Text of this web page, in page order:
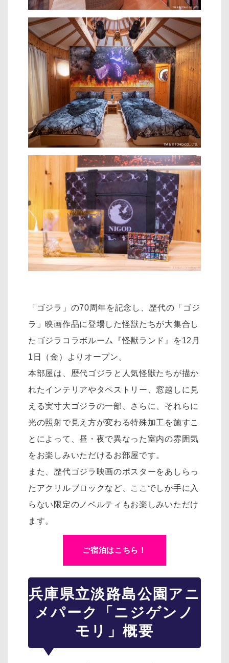
「ゴジラ」の70周年を記念し、歴代の「ゴジ
ラ」映画作品に登場した怪獣たちが大集合し
たゴジラコラボルーム『怪獣ランド』を12月
1日（金）よりオープン。
本部屋は、歴代ゴジラと人気怪獣たちが描か
れたインテリアやタペストリー、窓越しに見
える実寸大ゴジラの一部、さらに、それらに
光の照射で見え方が変わる特殊加工を施すこ
とによって、昼・夜で異なった室内の雰囲気
をお楽しみいただけるお部屋です。
また、歴代ゴジラ映画のポスターをあしらっ
たアクリルブロックなど、ここでしか手に入
らない限定のノベルティもお楽しみいただけ
ます。
ご宿泊はこちら！
兵庫県立淡路島公園アニ
メパーク「ニジゲンノ
モリ」概要